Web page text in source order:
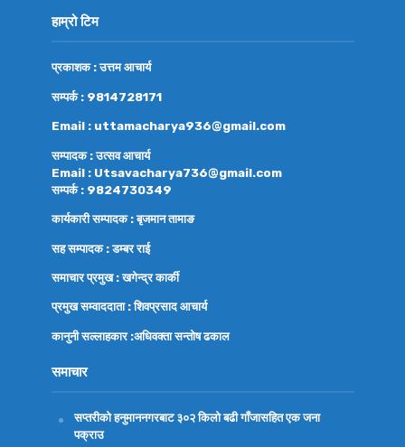
हाम्रो टिम
प्रकाशक : उत्तम आचार्य
सम्पर्क : 9814728171
Email : uttamacharya936@gmail.com
सम्पादक : उत्सव आचार्य
Email : Utsavacharya736@gmail.com
सम्पर्क : 9824730349
कार्यकारी सम्पादक : बृजमान तामाङ
सह सम्पादक : डम्बर राई
समाचार प्रमुख : खगेन्द्र कार्की
प्रमुख सम्वाददाता : शिवप्रसाद आचार्य
कानुनी सल्लाहकार :अधिवक्तासन्तोष ढकाल
समाचार
सप्तरीको हनुमाननगरबाट ३०२ किलो बढी गाँजासहित एक जना
पक्राउ